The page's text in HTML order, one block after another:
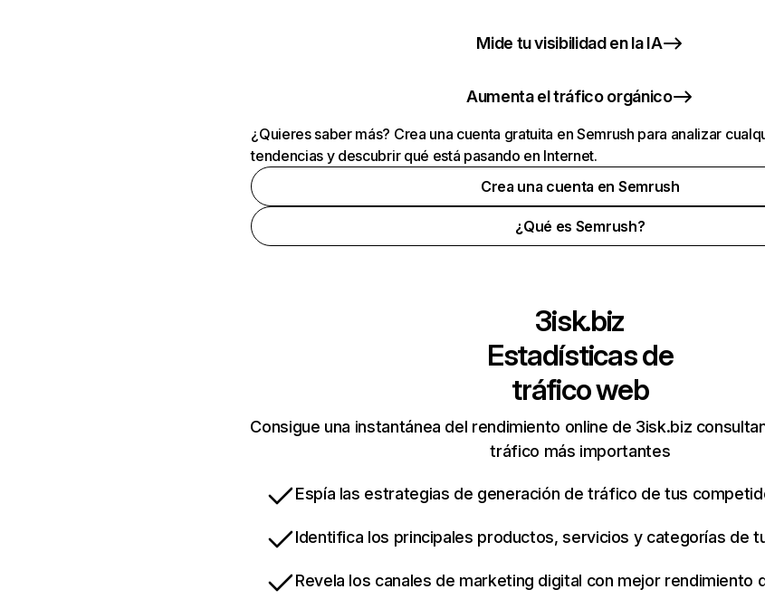
Mide tu visibilidad en la IA
Aumenta el tráfico orgánico
¿Quieres saber más? Crea una cuenta gratuita en Semrush para analizar
tendencias y descubrir qué está pasando en Internet.
Crea una cuenta en Semrush
¿Qué es Semrush?
3isk.biz
Estadísticas de
tráfico web
Consigue una instantánea del rendimiento online de 3isk.biz
tráfico más importantes
Espía las estrategias de generación de tráfico de tus
Identifica los principales productos, servicios y categorías de
Revela los canales de marketing digital con mejor rendimiento